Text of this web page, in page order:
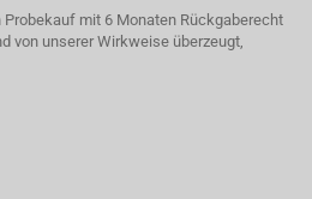
mit 6 Monaten Rückgaberecht
von unserer Wirkweise überzeugt,